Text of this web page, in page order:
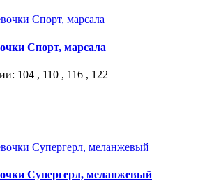
Спорт, марсала
: 104 , 110 , 116 , 122
Супергерл, меланжевый